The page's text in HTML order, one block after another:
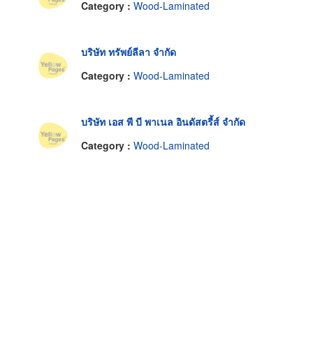
Category : Wood-Laminated
บริษัท ทรัพย์ลีลา จำกัด
Category : Wood-Laminated
บริษัท เอส พี บี พาเนล อินดัสตรี้ส์ จำกัด
Category : Wood-Laminated